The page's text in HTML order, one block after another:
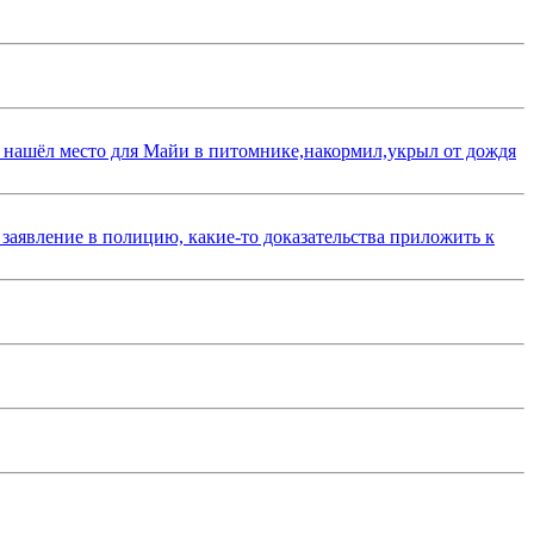
место для Майи в питомнике,накормил,укрыл от дождя
в полицию, какие-то доказательства приложить к